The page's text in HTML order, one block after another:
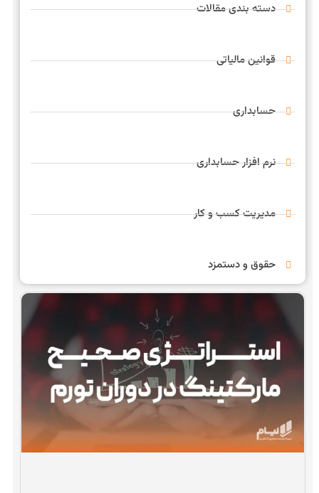
دسته بندی مقالات
قوانین مالیاتی
حسابداری
نرم افزار حسابداری
مدیریت کسب و کار
حقوق و دستمزد